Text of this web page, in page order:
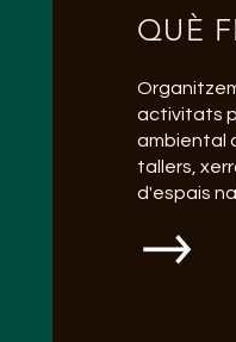
QUÈ
activitats
ambiental
tallers,
d'espais